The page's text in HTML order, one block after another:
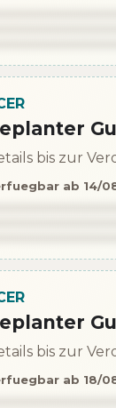
bis zur
ab 14/
bis zur
ab 18/